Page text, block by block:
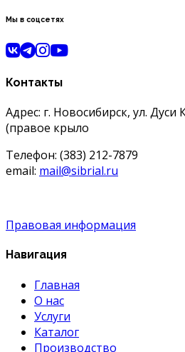
Мы в соцсетях
Контакты
Адрес: г. Новосибирск, ул. Дуси
(правое крыло
Телефон: (383) 212-7879
email: mail@sibrial.ru
Правовая информация
Навигация
Главная
О нас
Услуги
Каталог
Производство